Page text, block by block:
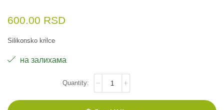
600.00 RSD
Silikonsko krilce
на залихама